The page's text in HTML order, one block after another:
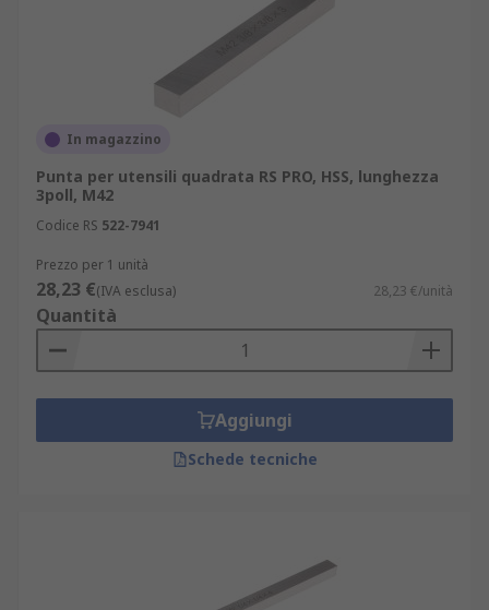
In magazzino
Punta per utensili quadrata RS PRO, HSS, lunghezza
3poll, M42
Codice RS 522-7941
Prezzo per 1 unità
28,23 €(IVA esclusa) 28,23 €/unità
Quantità
Aggiungi
Schede tecniche